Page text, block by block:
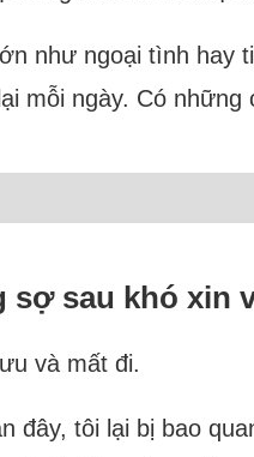
như ngoại tình hay
mỗi ngày. Có
sợ sau khó xin
và mất đi.
tôi lại bị bao